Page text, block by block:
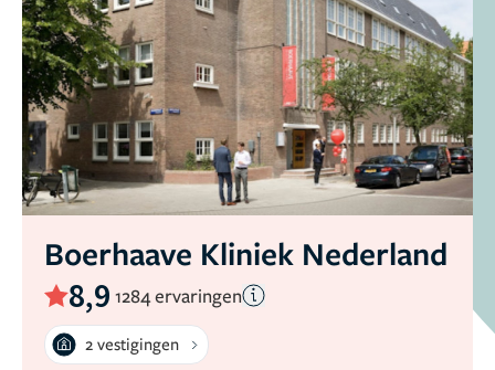
Boerhaave Kliniek Nederland
8,9 1284 ervaringen
2 vestigingen